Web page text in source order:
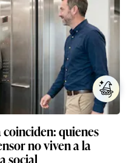
quienes
no viven a la
social